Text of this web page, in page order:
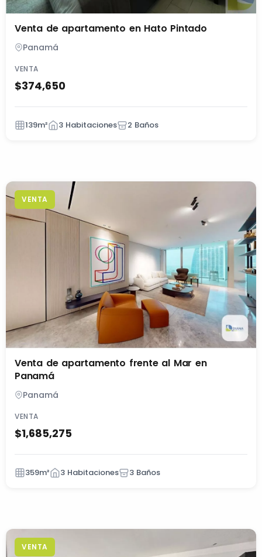
Venta de apartamento en Hato Pintado
Panamá
VENTA
$374,650
139m² 3 Habitaciones 2 Baños
VENTA
Venta de apartamento frente al Mar en
Panamá
Panamá
VENTA
$1,685,275
359m² 3 Habitaciones 3 Baños
VENTA